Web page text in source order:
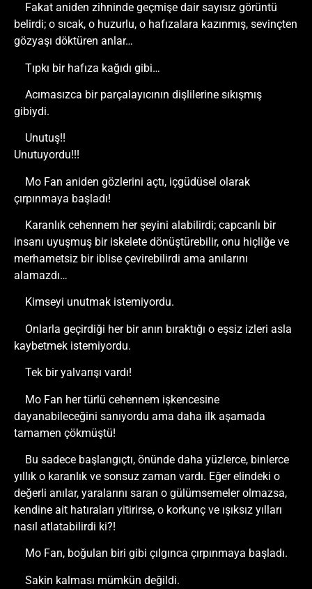
Fakat aniden zihninde geçmişe dair sayısız görüntü
belirdi; o sıcak, o huzurlu, o hafızalara kazınmış, sevinçten
gözyaşı döktüren anlar…
Tıpkı bir hafıza kağıdı gibi…
Acımasızca bir parçalayıcının dişlilerine sıkışmış
gibiydi.
Unutuş!!
Unutuyordu!!!
Mo Fan aniden gözlerini açtı, içgüdüsel olarak
çırpınmaya başladı!
Karanlık cehennem her şeyini alabilirdi; capcanlı bir
insanı uyuşmuş bir iskelete dönüştürebilir, onu hiçliğe ve
merhametsiz bir iblise çevirebilirdi ama anılarını
alamazdı…
Kimseyi unutmak istemiyordu.
Onlarla geçirdiği her bir anın bıraktığı o eşsiz izleri asla
kaybetmek istemiyordu.
Tek bir yalvarışı vardı!
Mo Fan her türlü cehennem işkencesine
dayanabileceğini sanıyordu ama daha ilk aşamada
tamamen çökmüştü!
Bu sadece başlangıçtı, önünde daha yüzlerce, binlerce
yıllık o karanlık ve sonsuz zaman vardı. Eğer elindeki o
değerli anılar, yaralarını saran o gülümsemeler olmazsa,
kendine ait hatıraları yitirirse, o korkunç ve ışıksız yılları
nasıl atlatabilirdi ki?!
Mo Fan, boğulan biri gibi çılgınca çırpınmaya başladı.
Sakin kalması mümkün değildi.